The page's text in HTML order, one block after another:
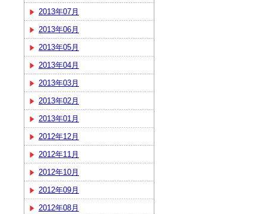
2013年07月
2013年06月
2013年05月
2013年04月
2013年03月
2013年02月
2013年01月
2012年12月
2012年11月
2012年10月
2012年09月
2012年08月